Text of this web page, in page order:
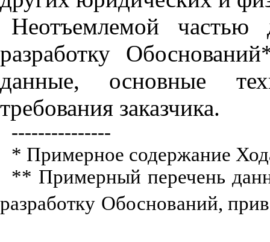
Неотъемлемой
разработку
данные, основные
требования заказчика.
---------------
* Примерное содержание
** Примерный перечень
разработку Обоснований,